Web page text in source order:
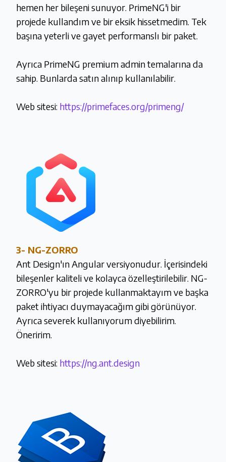
hemen her bileşeni sunuyor. PrimeNG'i bir
projede kullandım ve bir eksik hissetmedim. Tek
başına yeterli ve gayet performanslı bir paket.
Ayrıca PrimeNG premium admin temalarına da
sahip. Bunlarda satın alınıp kullanılabilir.
Web sitesi: https://primefaces.org/primeng/
3- NG-ZORRO
Ant Design'ın Angular versiyonudur. İçerisindeki
bileşenler kaliteli ve kolayca özelleştirilebilir. NG-
ZORRO'yu bir projede kullanmaktayım ve başka
paket ihtiyacı duymayacağım gibi görünüyor.
Ayrıca severek kullanıyorum diyebilirim.
Öneririm.
Web sitesi: https://ng.ant.design